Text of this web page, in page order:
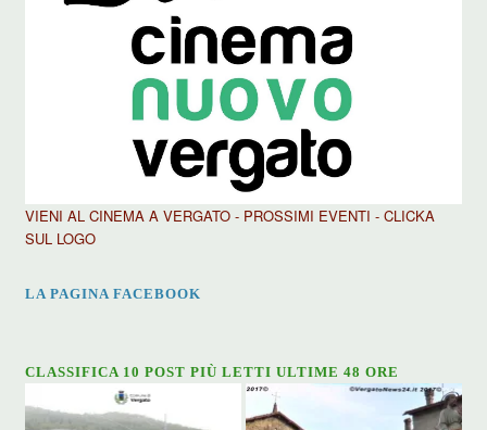
VIENI AL CINEMA A VERGATO - PROSSIMI EVENTI - CLICKA
SUL LOGO
LA PAGINA FACEBOOK
CLASSIFICA 10 POST PIÙ LETTI ULTIME 48 ORE